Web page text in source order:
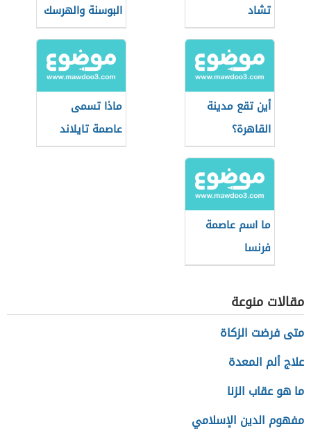
تشاد
البوسنة والهرسك
أين تقع مدينة
القاهرة؟
ماذا تسمى
عاصمة تايلاند
ما اسم عاصمة
فرنسا
مقالات منوعة
متى فرضت الزكاة
علاج ألم المعدة
ما هو عقاب الزنا
مفهوم الدين الإسلامي